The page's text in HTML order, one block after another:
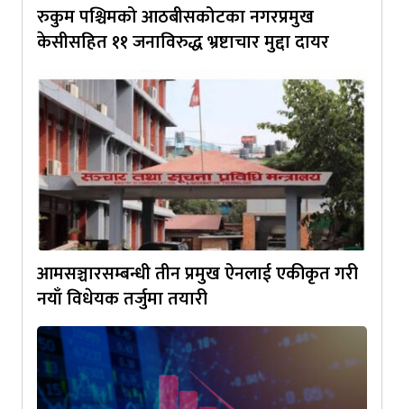
रुकुम पश्चिमको आठबीसकोटका नगरप्रमुख
केसीसहित ११ जनाविरुद्ध भ्रष्टाचार मुद्दा दायर
आमसञ्चारसम्बन्धी तीन प्रमुख ऐनलाई एकीकृत गरी
नयाँ विधेयक तर्जुमा तयारी